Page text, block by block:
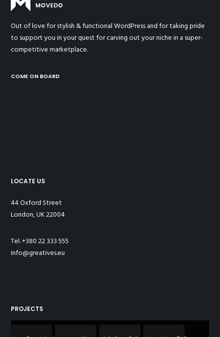
Out of love for stylish & functional WordPress and for taking pride
to support you in your quest for carving out your niche in a super-
competitive marketplace.
COME ON BOARD
LOCATE US
44 Oxford Street
London, UK 22004
Tel. +380 22 333 555
info@greatives.eu
PROJECTS